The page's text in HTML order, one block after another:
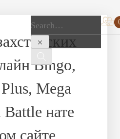
Bingo,
Mega
нате
сайте